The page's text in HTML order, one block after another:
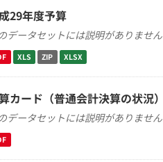
29年度予算
データセットには説明がありません
XLS ZIP XLSX
カード（普通会計決算の状況）
データセットには説明がありません